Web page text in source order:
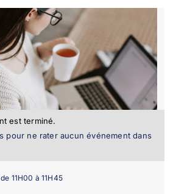
est terminé.
pour ne rater aucun événement dans
11H00 à 11H45